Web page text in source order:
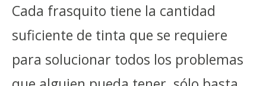
Cada frasquito tiene la cantidad
suficiente de tinta que se requiere
para solucionar todos los problemas